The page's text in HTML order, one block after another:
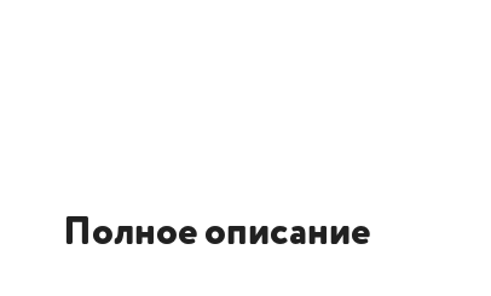
Полное описание